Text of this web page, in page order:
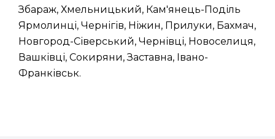
Збараж, Хмельницький, Кам'янець-Поділь
Ярмолинці, Чернігів, Ніжин, Прилуки, Бахмач,
Новгород-Сіверський, Чернівці, Новоселиця,
Вашківці, Сокиряни, Заставна, Івано-
Франківськ.